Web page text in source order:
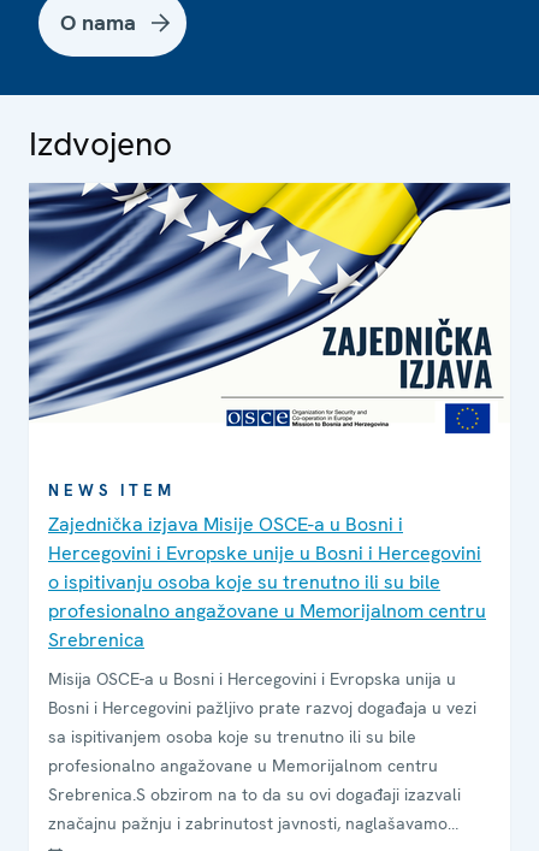
O nama
Izdvojeno
NEWS ITEM
Zajednička izjava Misije OSCE-a u Bosni i
Hercegovini i Evropske unije u Bosni i Hercegovini
o ispitivanju osoba koje su trenutno ili su bile
profesionalno angažovane u Memorijalnom centru
Srebrenica
Misija OSCE-a u Bosni i Hercegovini i Evropska unija u
Bosni i Hercegovini pažljivo prate razvoj događaja u vezi
sa ispitivanjem osoba koje su trenutno ili su bile
profesionalno angažovane u Memorijalnom centru
Srebrenica.S obzirom na to da su ovi događaji izazvali
značajnu pažnju i zabrinutost javnosti, naglašavamo